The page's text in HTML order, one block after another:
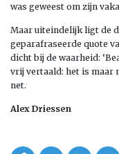
was geweest om zijn
Maar uiteindelijk ligt de
geparafraseerde quote
dicht bij de waarheid:
vrij vertaald: het is maar
net.
Alex Driessen